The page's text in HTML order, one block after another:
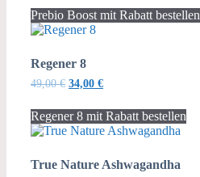
war:
49,95 €
ist:
29,95 €.
Prebio Boost mit Rabatt bestellen
Regener 8
49,00€ Ursprünglicher
war:
49,00 €
34,00 €Aktueller
ist:
34,00 €.
Regener 8 mit Rabatt bestellen
True Nature Ashwagandha